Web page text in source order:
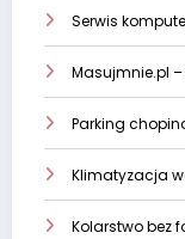
Serwis
Masujmnie.pl
Parking
Klimatyzacja
Kolarstwo bez